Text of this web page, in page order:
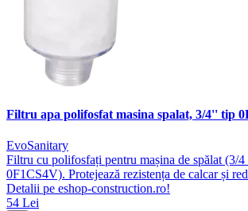
Filtru apa polifosfat masina spalat, 3/4'' tip
EvoSanitary
Filtru cu polifosfați pentru mașina de spălat (3/
0F1CS4V). Protejează rezistența de calcar și
Detalii pe eshop-construction.ro!
54 Lei